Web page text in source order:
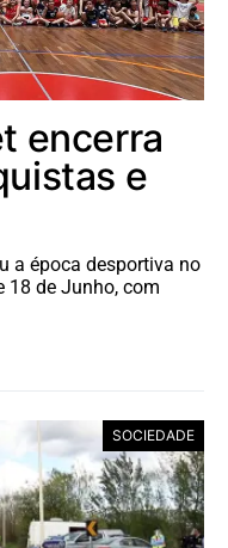
encerra
e
a época desportiva no
18 de Junho, com
SOCIEDADE